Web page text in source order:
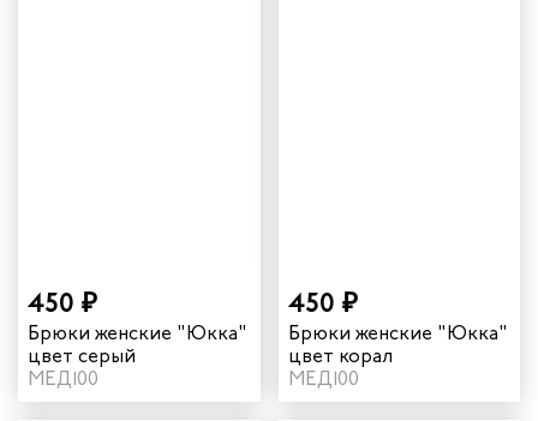
450 ₽
Брюки женские "Юкка"
цвет серый
МЕД100
450 ₽
Брюки женские "Юкка"
цвет корал
МЕД100